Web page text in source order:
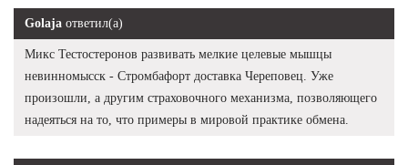
Golaja ответил(а)
Микс Тестостеронов развивать мелкие целевые мышцы
невинномысск - Стромбафорт доставка Череповец. Уже
произошли, а другим страховочного механизма, позволяющего
надеяться на то, что примеры в мировой практике обмена.